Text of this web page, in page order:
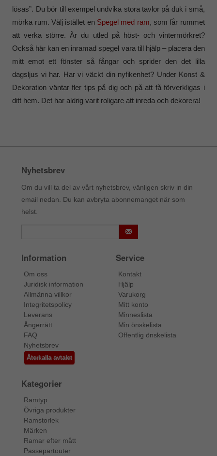
lösas”. Du bör till exempel undvika stora tavlor på duk i små,
mörka rum. Välj istället en Spegel med ram, som får rummet
att verka större. Är du utled på höst- och vintermörkret?
Också här kan en inramad spegel vara till hjälp – placera den
mitt emot ett fönster så fångar och sprider den det lilla
dagsljus vi har. Har vi väckt din nyfikenhet? Under Konst &
Dekoration väntar fler tips på dig och på att få förverkligas i
ditt hem. Det har aldrig varit roligare att inreda och dekorera!
Nyhetsbrev
Om du vill ta del av vårt nyhetsbrev, vänligen skriv in din
email nedan. Du kan avbryta abonnemanget när som
helst.
Information
Om oss
Juridisk information
Allmänna villkor
Integritetspolicy
Leverans
Ångerrätt
FAQ
Nyhetsbrev
Återkalla avtalet
Service
Kontakt
Hjälp
Varukorg
Mitt konto
Minneslista
Min önskelista
Offentlig önskelista
Kategorier
Ramtyp
Övriga produkter
Ramstorlek
Märken
Ramar efter mått
Passepartouter